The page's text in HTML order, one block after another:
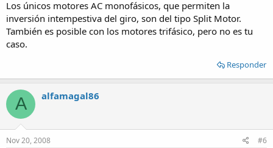
Los únicos motores AC monofásicos, que permiten la
inversión intempestiva del giro, son del tipo Split Motor.
También es posible con los motores trifásico, pero no es tu
caso.
Responder
A alfamagal86
Nov 20, 2008 #6